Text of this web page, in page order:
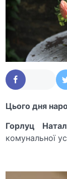
Цього дня
Горлуц
комунальної